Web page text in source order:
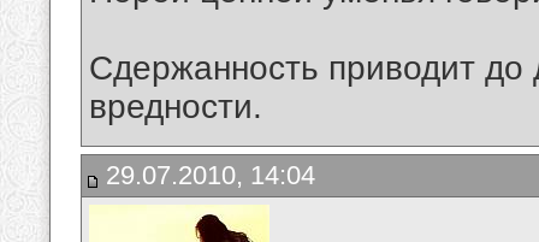
Сдержанность приводит
вредности.
29.07.2010, 14:04